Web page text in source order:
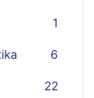
1
6
22